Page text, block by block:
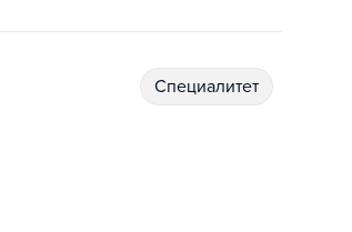
специалитет